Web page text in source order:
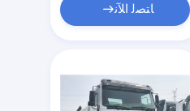
ﺎﺘﺼﻟ ﺍﻶﻧ